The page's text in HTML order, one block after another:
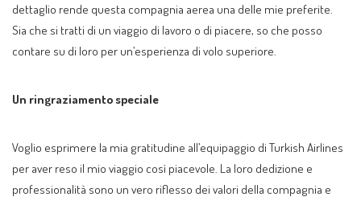
dettaglio rende questa compagnia aerea una delle mie preferite.
Sia che si tratti di un viaggio di lavoro o di piacere, so che posso
contare su di loro per un’esperienza di volo superiore.
Un ringraziamento speciale
Voglio esprimere la mia gratitudine all’equipaggio di Turkish Airlines
per aver reso il mio viaggio così piacevole. La loro dedizione e
professionalità sono un vero riflesso dei valori della compagnia e